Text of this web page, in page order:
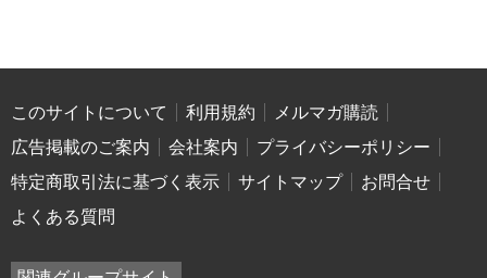
このサイトについて 利用規約
メルマガ購読
広告掲載のご案内
会社案内
プライバシーポリシー
特定商取引法に基づく表示
サイトマップ
お問合せ
よくある質問